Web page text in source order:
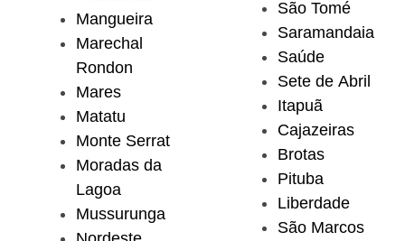
Mangueira
Marechal
Rondon
Mares
Matatu
Monte Serrat
Moradas da
Lagoa
Mussurunga
São Tomé
Saramandaia
Saúde
Sete de Abril
Itapuã
Cajazeiras
Brotas
Pituba
Liberdade
São Marcos